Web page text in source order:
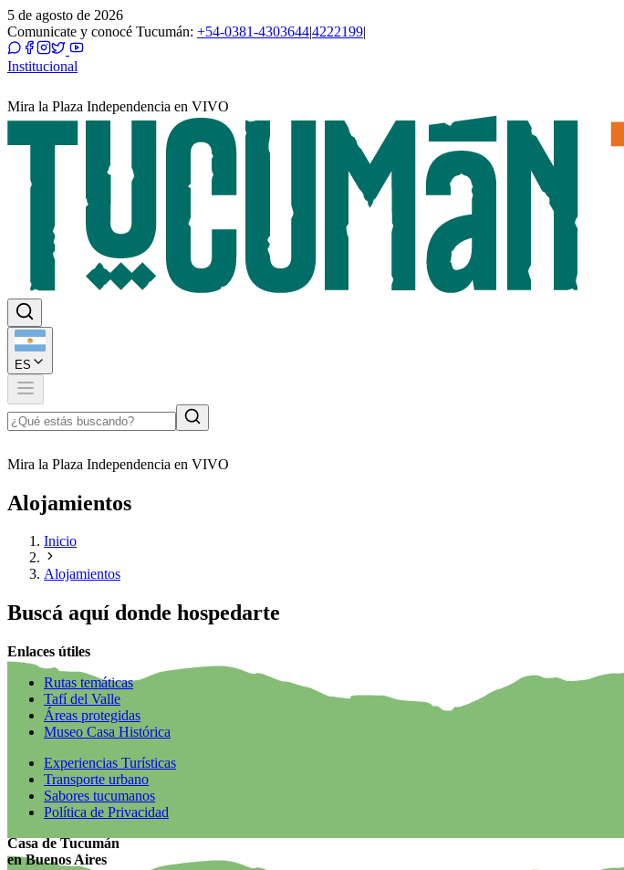
5 de agosto de 2026
Comunicate y conocé Tucumán: +54-0381-4303644|4222199|
Institucional
Mira la Plaza Independencia en VIVO
ES
Mira la Plaza Independencia en VIVO
Alojamientos
Inicio
Alojamientos
Buscá aquí donde hospedarte
Enlaces útiles
Rutas temáticas
Tafí del Valle
Áreas protegidas
Museo Casa Histórica
Experiencias Turísticas
Transporte urbano
Sabores tucumanos
Política de Privacidad
Casa de Tucumán
en Buenos Aires